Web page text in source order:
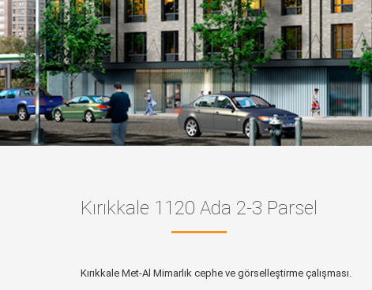
Kırıkkale 1120 Ada 2-3 Parsel
Kırıkkale Met-Al Mimarlık cephe ve görselleştirme çalışması.